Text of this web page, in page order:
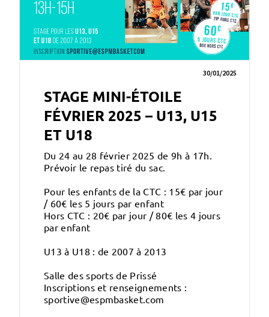
30/01/2025
STAGE MINI-ÉTOILE
FÉVRIER 2025 – U13, U15
ET U18
Du 24 au 28 février 2025 de 9h à 17h.
Prévoir le repas tiré du sac.
Pour les enfants de la CTC : 15€ par jour
/ 60€ les 5 jours par enfant
Hors CTC : 20€ par jour / 80€ les 4 jours
par enfant
U13 à U18 : de 2007 à 2013
Salle des sports de Prissé
Inscriptions et renseignements :
sportive@espmbasket.com